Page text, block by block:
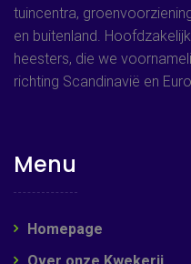
tuincentra,
en buitenland.
heesters, die we
richting Scandinavië en
Menu
Homepage
Over onze Kwekerij